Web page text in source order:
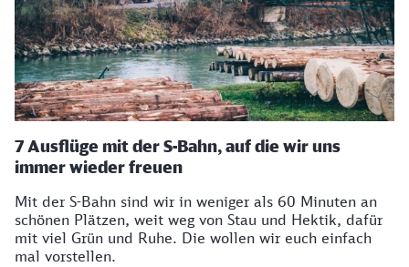
7 Ausflüge mit der S-Bahn, auf die wir uns
immer wieder freuen
Mit der S-Bahn sind wir in weniger als 60 Minuten an
schönen Plätzen, weit weg von Stau und Hektik, dafür
mit viel Grün und Ruhe. Die wollen wir euch einfach
mal vorstellen.